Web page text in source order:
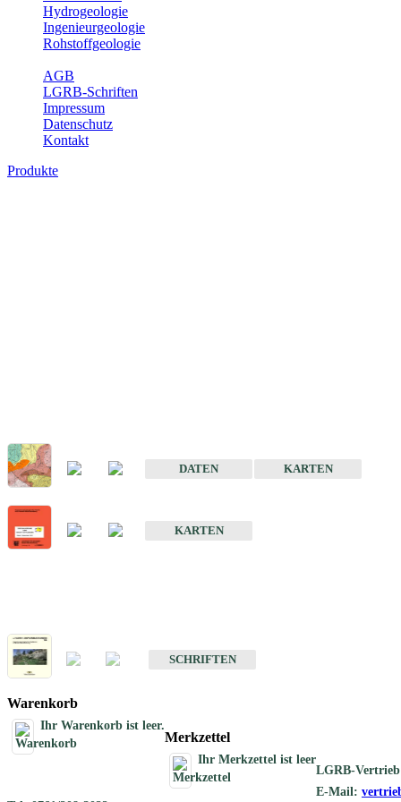
Hydrogeologie
Ingenieurgeologie
Rohstoffgeologie
AGB
LGRB-Schriften
Impressum
Datenschutz
Kontakt
Produkte
DATEN
KARTEN
KARTEN
SCHRIFTEN
Warenkorb
Ihr Warenkorb ist leer.
Merkzettel
Ihr Merkzettel ist leer
LGRB-Vertrieb
E-Mail: